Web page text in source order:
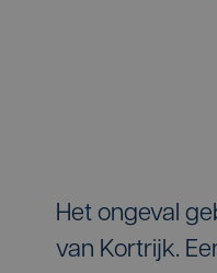
Het ongeval
van Kortrijk.